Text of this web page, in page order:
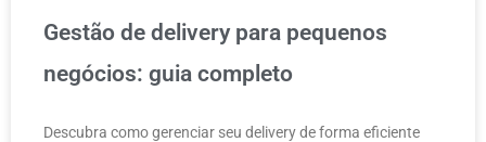
Gestão de delivery para pequenos
negócios: guia completo
Descubra como gerenciar seu delivery de forma eficiente